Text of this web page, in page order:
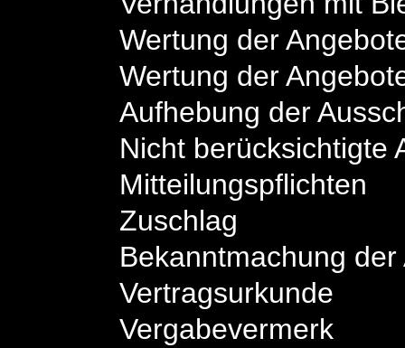
Wertung der
Wertung der
Aufhebung der
Nicht berücksichtigte
Mitteilungspflichten
Zuschlag
Bekanntmachung
Vertragsurkunde
Vergabevermerk